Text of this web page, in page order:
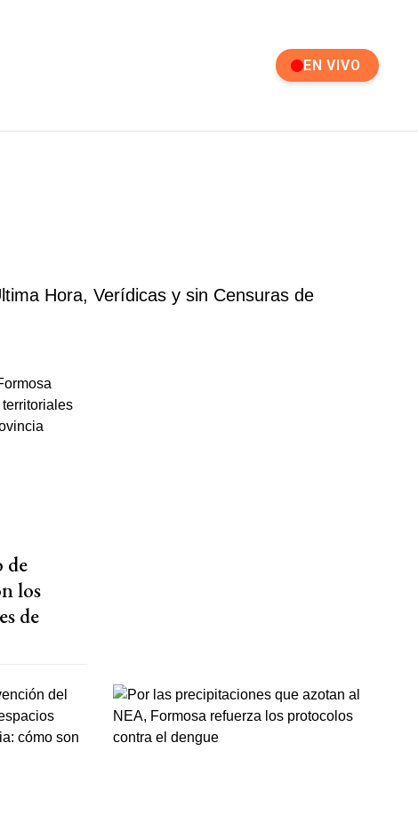
EN VIVO
Hora, Verídicas y sin Censuras de
de
los
de